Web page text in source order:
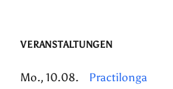
VERANSTALTUNGEN
Mo., 10.08.
Practilonga